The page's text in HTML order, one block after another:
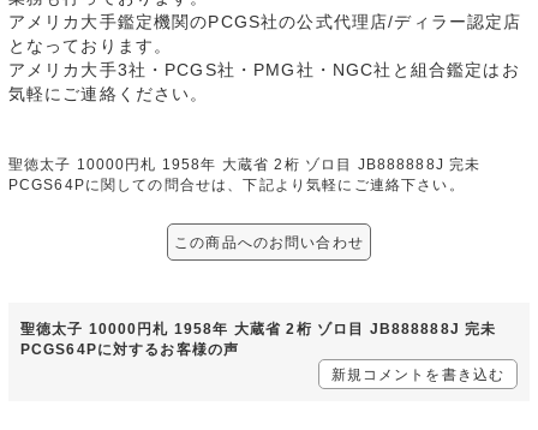
アメリカ大手鑑定機関のPCGS社の公式代理店/ディラー認定店
となっております。
アメリカ大手3社・PCGS社・PMG社・NGC社と組合鑑定はお
気軽にご連絡ください。
聖徳太子 10000円札 1958年 大蔵省 2桁 ゾロ目 JB888888J 完未
PCGS64Pに関しての問合せは、下記より気軽にご連絡下さい。
この商品へのお問い合わせ
聖徳太子 10000円札 1958年 大蔵省 2桁 ゾロ目 JB888888J 完未
PCGS64Pに対するお客様の声
新規コメントを書き込む